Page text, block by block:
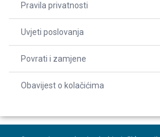
Pravila privatnosti
Uvjeti poslovanja
Povrati i zamjene
Obavijest o kolačićima